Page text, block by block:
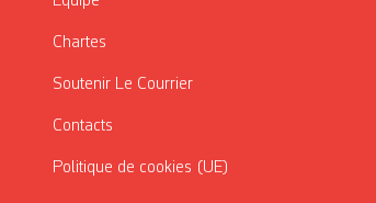
Chartes
Soutenir Le Courrier
Contacts
Politique de cookies (UE)